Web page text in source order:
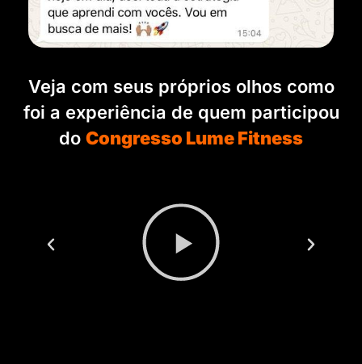
Veja com seus próprios olhos como
foi a experiência de quem participou
do Congresso Lume Fitness